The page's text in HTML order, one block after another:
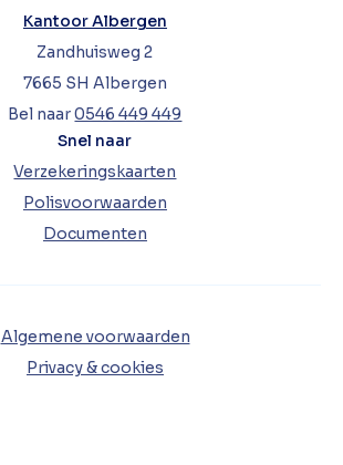
Kantoor Albergen
Zandhuisweg 2
7665 SH Albergen
Bel naar0546 449 449
Snel naar
Verzekeringskaarten
Polisvoorwaarden
Documenten
Algemene voorwaarden
Privacy & cookies